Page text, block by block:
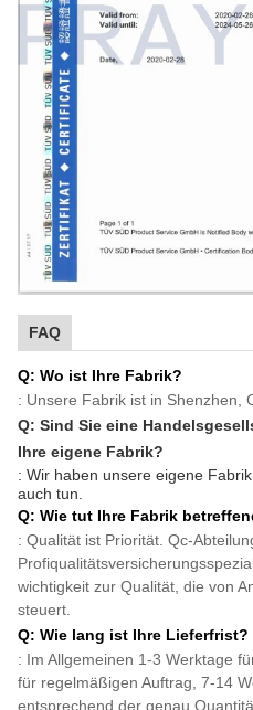
FAQ
Q: Wo ist Ihre Fabrik?
: Unsere Fabrik ist in Shenzhen,
Q: Sind Sie eine
Ihre eigene Fabrik?
: Wir haben unsere eigene
auch tun.
Q: Wie tut Ihre Fabrik
: Qualität ist Priorität. Qc-
wichtigkeit zur Qualität, die von
steuert.
Q: Wie lang ist Ihre Lieferfrist?
: Im Allgemeinen 1-3 Werktage
für regelmäßigen Auftrag, 7-14
entsprechend der genau